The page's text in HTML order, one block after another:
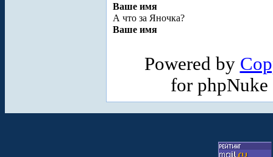
Ваше имя
А что за Яночка?
Ваше имя
Powered by
for